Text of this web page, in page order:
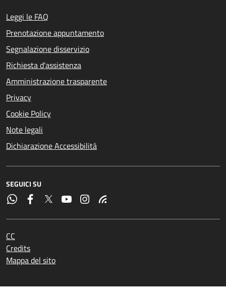
Leggi le FAQ
Prenotazione appuntamento
Segnalazione disservizio
Richiesta d'assistenza
Amministrazione trasparente
Privacy
Cookie Policy
Note legali
Dichiarazione Accessibilità
SEGUICI SU
CC
Credits
Mappa del sito